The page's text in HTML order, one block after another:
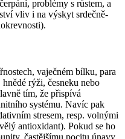
problémy s růstem, a
vliv i na výskyt srdečně-
vaječném bílku, para
rýži, česneku nebo
tím, že přispívá
systému. Navíc pak
stresem, resp. volnými
antioxidant). Pokud se ho